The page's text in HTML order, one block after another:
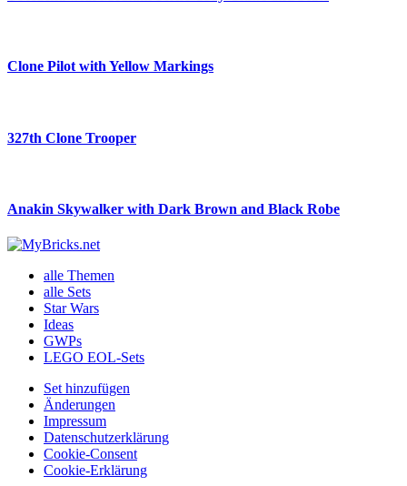
Clone Pilot with Yellow Markings
327th Clone Trooper
Anakin Skywalker with Dark Brown and Black Robe
alle Themen
alle Sets
Star Wars
Ideas
GWPs
LEGO EOL-Sets
Set hinzufügen
Änderungen
Impressum
Datenschutzerklärung
Cookie-Consent
Cookie-Erklärung